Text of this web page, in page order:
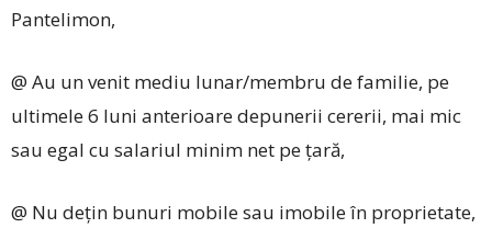
Pantelimon,
@ Au un venit mediu lunar/membru de familie, pe
ultimele 6 luni anterioare depunerii cererii, mai mic
sau egal cu salariul minim net pe țară,
@ Nu dețin bunuri mobile sau imobile în proprietate,